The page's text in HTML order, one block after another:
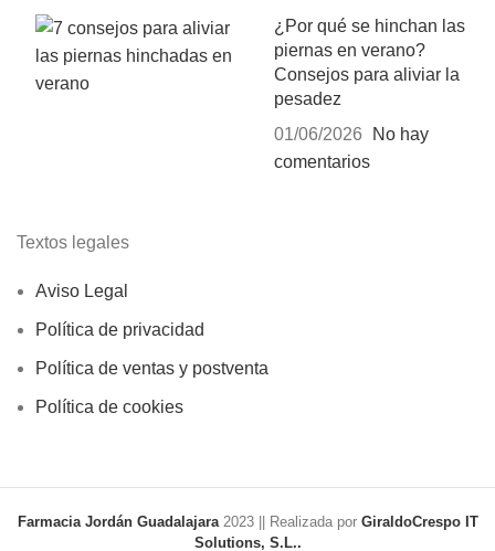
¿Por qué se hinchan las
piernas en verano?
Consejos para aliviar la
pesadez
01/06/2026
No hay
comentarios
Textos legales
Aviso Legal
Política de privacidad
Política de ventas y postventa
Política de cookies
Farmacia Jordán Guadalajara 2023 || Realizada por GiraldoCrespo IT
Solutions, S.L..